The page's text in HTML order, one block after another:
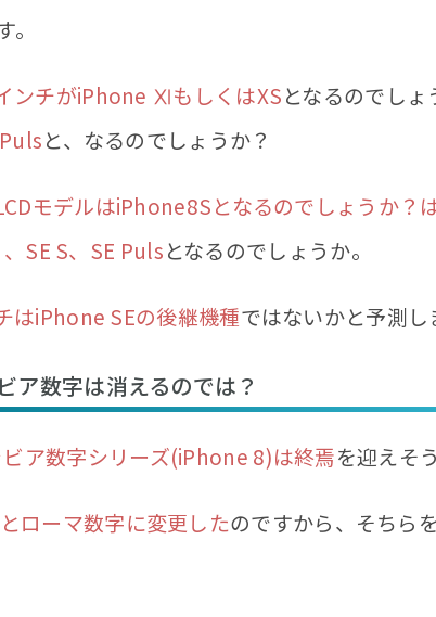
ンチがiPhone ⅪもしくはXSとなるのでしょ
と、なるのでしょうか？
モデルはiPhone8Sとなるのでしょうか？
SE S、SE Pulsとなるのでしょうか。
はiPhone SEの後継機種ではないかと予測し
ア数字は消えるのでは？
ビア数字シリーズ(iPhone 8)は終焉を迎えそ
ローマ数字に変更したのですから、そちら